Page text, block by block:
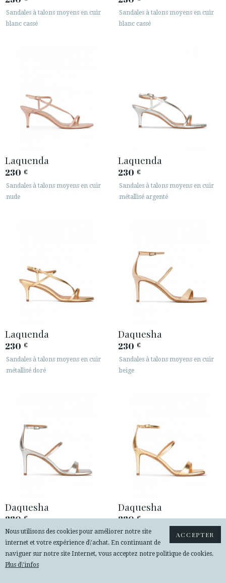
Sandales à talons moyens en cuir
blanc cassé
Sandales à talons moyens en cuir
blanc cassé
Laquenda
230 €
Sandales à talons moyens en cuir
nude
Laquenda
230 €
Sandales à talons moyens en cuir
métallisé argenté
Laquenda
230 €
Sandales à talons moyens en cuir
métallisé doré
Daquesha
230 €
Sandales à talons moyens en cuir
beige
Daquesha
230€
Sandales à talons moyens en cuir
métallisé argenté
Daquesha
230€
Sandales à talons moyens en cuir
métallisé doré
ACCEPTER
Nous utilisons des cookies pour améliorer notre site
internet et votre expérience d\'achat. En continuant de
naviguer sur notre site Internet, vous acceptez notre politique de cookies.
Plus d\'infos